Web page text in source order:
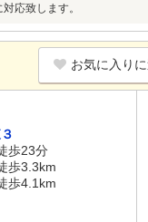
応致します。
お気に入り
歩23分
歩3.3km
歩4.1km